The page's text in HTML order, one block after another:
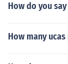
How do you
How many